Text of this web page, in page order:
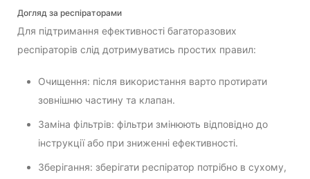
Догляд за респіраторами
Для підтримання ефективності багаторазових
респіраторів слід дотримуватись простих правил:
Очищення: після використання варто протирати
зовнішню частину та клапан.
Заміна фільтрів: фільтри змінюють відповідно до
інструкції або при зниженні ефективності.
Зберігання: зберігати респіратор потрібно в сухому,